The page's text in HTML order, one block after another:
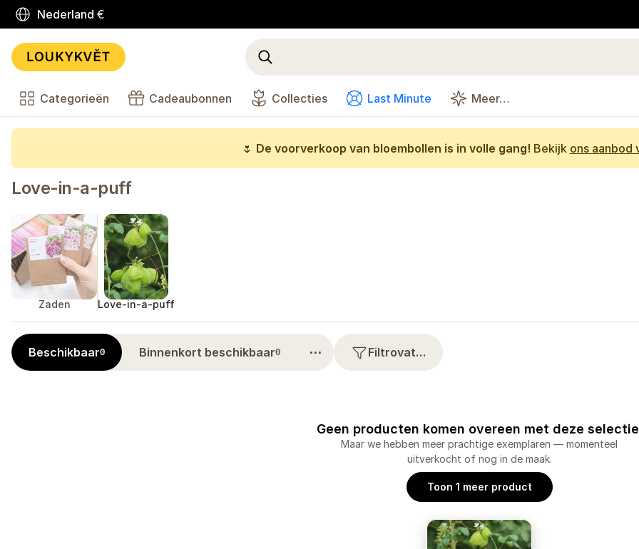
Nederland €
Categorieën Cadeaubonnen Collecties Last Minute Meer…
🌷 De voorverkoop van bloembollen is in volle gang! Bekijk ons aanbod
Love-in-a-puff
Zaden Love-in-a-puff
Beschikbaar0 Binnenkort beschikbaar0 ⋯ Filtrovat…
Geen producten komen overeen met deze
Maar we hebben meer prachtige exemplaren — momenteel
uitverkocht of nog in de maak.
Toon 1 meer product